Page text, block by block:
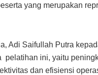
yang merupakan
Adi Saifullah Putra
ini, yaitu
dan efisiensi